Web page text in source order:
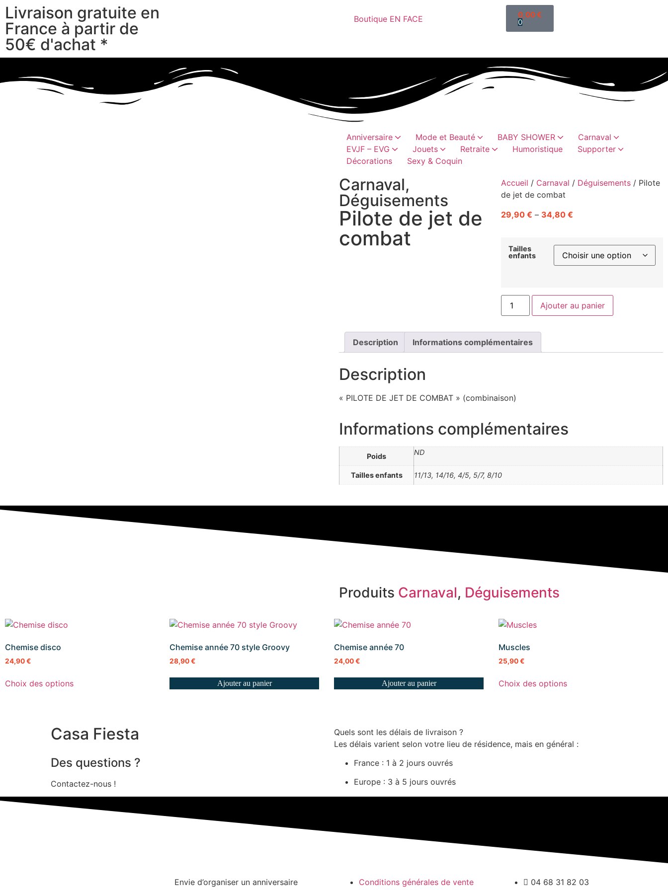
Livraison gratuite en
France à partir de
50€ d'achat *
Boutique EN FACE 0,00€
0
Anniversaire Mode et Beauté BABY SHOWER Carnaval
EVJF – EVG Jouets Retraite Humoristique
Supporter
Décorations
Sexy & Coquin
Carnaval,
Déguisements
Accueil / Carnaval / Déguisements / Pilote
de jet de combat
Pilote de jet de
combat
29,90 € – 34,80 €
Tailles
enfants
Ajouter au panier
Description Informations complémentaires
Description
« PILOTE DE JET DE COMBAT » (combinaison)
Informations complémentaires
Poids ND
Tailles enfants 11/13, 14/16, 4/5, 5/7, 8/10
Produits Carnaval, Déguisements
Chemise disco
24,90€
Choix des options
Chemise année 70 style Groovy
28,90€
Ajouter au panier
Chemise année 70
24,00€
Ajouter au panier
Muscles
25,90€
Choix des options
Casa Fiesta
Des questions ?
Contactez-nous !
Quels sont les délais de livraison ?
Les délais varient selon votre lieu de résidence, mais en général :
France : 1 à 2 jours ouvrés
Europe : 3 à 5 jours ouvrés
Envie d’organiser un anniversaire
Conditions générales de vente
04 68 31 82 03